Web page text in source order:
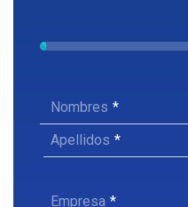
Nombres
Apellidos
Empresa